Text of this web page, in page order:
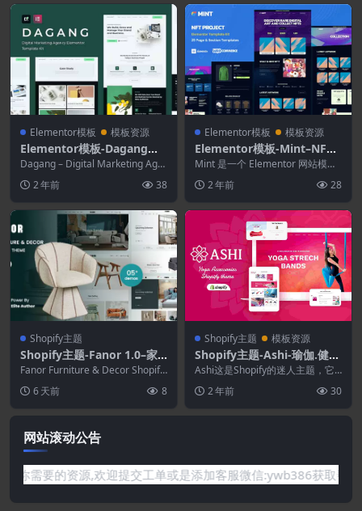
Elementor模板 模板资源
Elementor模板-Dagang数
字营销机构Elementor模板
套件
Dagang – Digital Marketing Age
2 年前 38
Elementor模板 模板资源
Elementor模板-Mint–NFT
项目和投资组合WooComm
erce Elementor模板工具包
Mint 是一个 Elementor 网站模板
2 年前 28
Shopify主题
Shopify主题-Fanor 1.0–家
具与装饰Shopify 2.0主题
Fanor Furniture & Decor Shopify
6 天前 8
Shopify主题 模板资源
Shopify主题-Ashi-瑜伽.健身
Shopify主题
Ashi这是Shopify的迷人主题，它
在线商店而...
2 年前 30
网站滚动公告
要的资源,欢迎提交工单或是添加客服微信:ywb386获取帮助！